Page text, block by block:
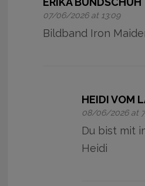
07/06/2026 at 13:09
Bildband Iron
HEIDI VOM
08/06/2026 at
Du bist mit
Heidi